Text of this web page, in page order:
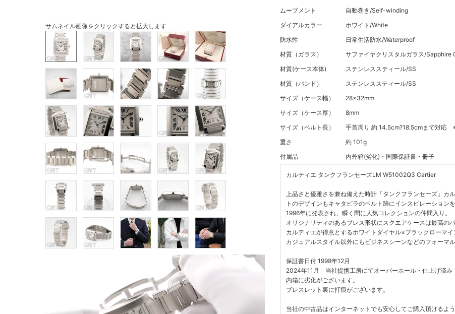
ムーブメント
自動巻き/Self-winding
ダイアルカラー
ホワイト/White
防水性
日常生活防水/Waterproof
材質（ガラス）
サファイヤクリスタルガラス/Sapphire
材質(ケース本体)
ステンレススティール/SS
材質（バンド）
ステンレススティール/SS
サイズ（ケース幅）
28x32mm
サイズ（ケース厚）
8mm
サイズ（ベルト長）
手首周り 約 14.5cm?18.5cmまで対応
重さ
約 101g
付属品
内外箱(劣化)・国際保証書・冊子
カルティエ タンクフランセーズLM W51002Q3 Cartier
上品さと優雅さを兼ね備えた時計「タンクフランセーズ」カ
トのデザインもキャタピラのベルト跡にインスピレーション
1996年に発表され、瞬く間に人気コレクションの仲間入り。
オリジナリティのあるブレス形状にスクエアケースは最高の
カルティエが得意とするホワイトダイヤル×ブラックローマ
カジュアルスタイル以外にもビジネスシーンなどのフォーマ
保証書日付 1998年12月
2024年11月 当社提携工房にてオーバーホール・仕上げ済み
内箱に劣化がございます。
ブレスレット裏に打痕がございます。
当社の中古品はインターネットでも安心してご購入頂けるよ
サムネイル画像をクリックすると拡大します